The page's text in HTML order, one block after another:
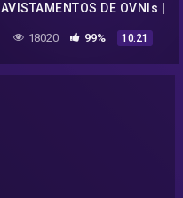
AVISTAMENTOS DE OVNIs |
18020 99% 10:21